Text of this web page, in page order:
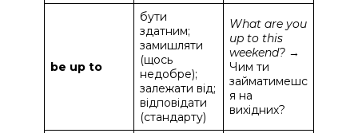
be up to
бути
здатним;
замишляти
(щось
недобре);
залежати від;
відповідати
(стандарту)
What are you
up to this
weekend? →
Чим ти
займатимешс
я на
вихідних?